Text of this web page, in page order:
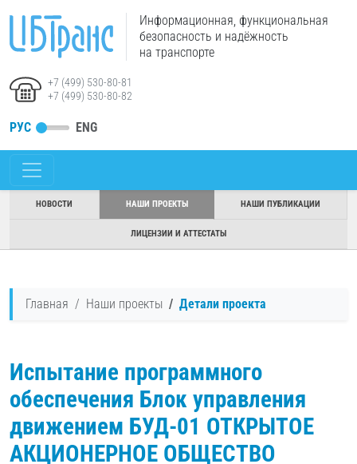
Информационная, функциональная
безопасность и надёжность
на транспорте
+7 (499) 530-80-81
+7 (499) 530-80-82
РУС ENG
НОВОСТИ НАШИ ПРОЕКТЫ НАШИ ПУБЛИКАЦИИ
ЛИЦЕНЗИИ И АТТЕСТАТЫ
Главная Наши проекты Детали проекта
Испытание программного
обеспечения Блок управления
движением БУД-01 ОТКРЫТОЕ
АКЦИОНЕРНОЕ ОБЩЕСТВО